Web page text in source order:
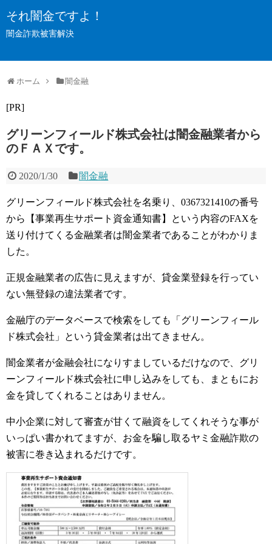
それ闇金ですよ！
闇金詐欺被害解決
ホーム 闇金融
[PR]
グリーンフィールド株式会社は闇金融業者から
のＦＡＸです。
2020/1/30 闇金融
グリーンフィールド株式会社を名乗り、0367321410の番号
から【事業再生サポート資金通知書】という内容のFAXを
送り付けてくる金融業者は闇金業者であることがわかりま
した。
正規金融業者の広告に見えますが、貸金業登録を行ってい
ない無登録の違法業者です。
金融庁のデータベースで検索をしても「グリーンフィール
ド株式会社」という貸金業者は出てきません。
闇金業者が金融会社になりすましているだけなので、グリ
ーンフィールド株式会社に申し込みをしても、まともにお
金を貸してくれることはありません。
中小企業に対して審査が甘くて融資をしてくれそうな事が
いっぱい書かれてますが、お金を騙し取るヤミ金融詐欺の
被害に巻き込まれるだけです。